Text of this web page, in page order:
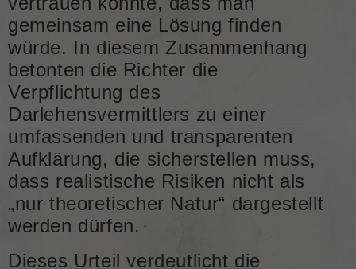
gemeinsam eine Lösung finden
würde. In diesem Zusammenhang
betonten die Richter die
Verpflichtung des
Darlehensvermittlers zu einer
umfassenden und transparenten
Aufklärung, die sicherstellen muss,
dass realistische Risiken nicht als
„nur theoretischer Natur“ dargestellt
werden dürfen.
Dieses Urteil verdeutlicht die